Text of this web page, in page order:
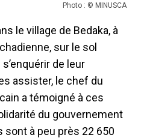
Photo : © MINUSCA
le village de Bedaka, à
sur le sol
de leur
assister, le chef du
a témoigné à ces
du gouvernement
sont à peu près 22 650